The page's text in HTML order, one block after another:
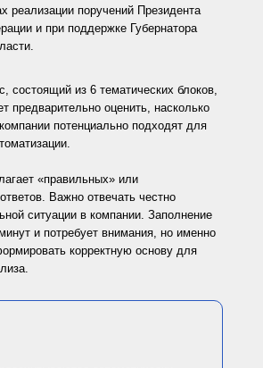
состоящий из 6 тематических блоков,
предварительно оценить, насколько
потенциально подходят для
«правильных» или
Важно отвечать честно
ситуации в компании. Заполнение
и потребует внимания, но именно
корректную основу для
реализации поручений Президента
и при поддержке Губернатора